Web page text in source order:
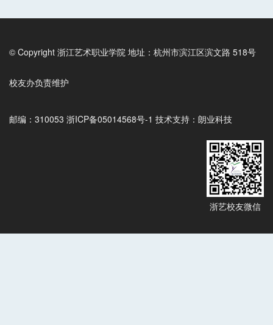
© Copyright 浙江艺术职业学院 地址：杭州市滨江区滨文路 518号
校友办负责维护
邮编：310053 浙ICP备05014568号-1 技术支持：朗业科技
浙艺校友微信